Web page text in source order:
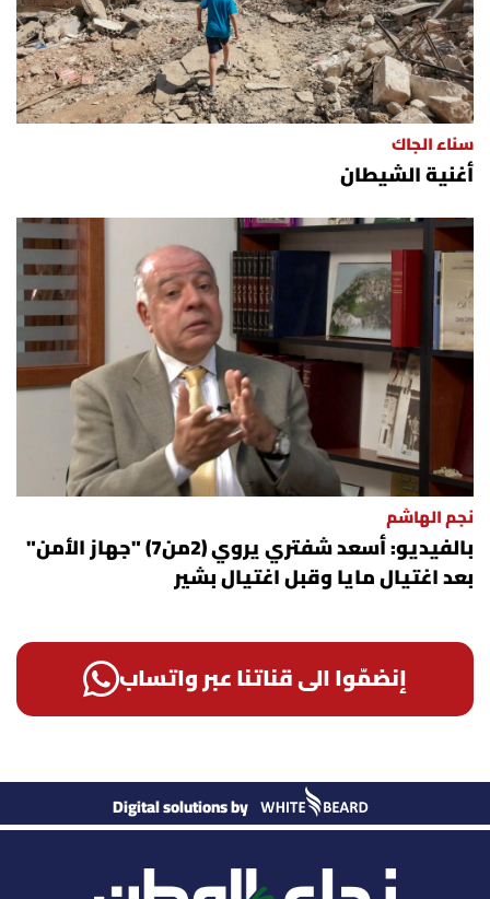
سناء الجاك
أغنية الشيطان
نجم الهاشم
بالفيديو: أسعد شفتري يروي (2من7) "جهاز الأمن"
بعد اغتيال مايا وقبل اغتيال بشير
إنضمّوا الى قناتنا عبر واتساب
Digital solutions by